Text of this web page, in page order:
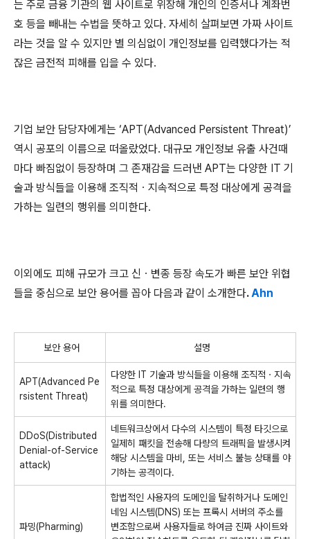
는 주로 금융 기관의 웹 사이트로 위장해 개인의 인증서나 계좌번
호 등을 빼내는 수법을 뜻하고 있다. 자세히 살펴보면 가짜 사이트
라는 것을 알 수 있지만 별 의심없이 개인정보를 입력했다가는 적
잖은 금전적 피해를 입을 수 있다.
기업 보안 담당자에게는 ‘APT(Advanced Persistent Threat)’
역시 공포의 이름으로 떠올랐었다. 대규모 개인정보 유출 사건때
마다 빠짐없이 등장하며 그 존재감을 드러낸 APT는 다양한 IT 기
술과 방식들을 이용해 조직적ㆍ지속적으로 특정 대상에게 공격을
가하는 일련의 행위를 의미한다.
이외에도 피해 규모가 크고 신ㆍ변종 등장 속도가 빠른 보안 위협
들을 중심으로 보안 용어를 꼽아 다음과 같이 소개한다. Ahn
보안 용어 설명
APT(Advanced Pe
rsistent Threat)
다양한 IT 기술과 방식들을 이용해 조직적ㆍ지속
적으로 특정 대상에게 공격을 가하는 일련의 행
위를 의미한다.
DDoS(Distributed
Denial-of-Service
attack)
네트워크상에서 다수의 시스템이 특정 타깃으로
일제히 패킷을 전송해 다량의 트래픽을 발생시켜
해당 시스템을 마비, 또는 서비스 불능 상태를 야
기하는 공격이다.
파밍(Pharming)
합법적인 사용자의 도메인을 탈취하거나 도메인
네임 시스템(DNS) 또는 프록시 서버의 주소를
변조함으로써 사용자들로 하여금 진짜 사이트와